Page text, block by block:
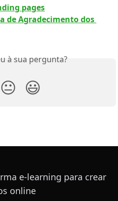
pages
de Agradecimento dos
à sua pergunta?
😐 😃